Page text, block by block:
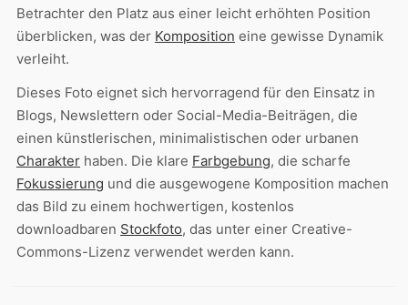
Betrachter den Platz aus einer leicht erhöhten Position
überblicken, was der Komposition eine gewisse Dynamik
verleiht.
Dieses Foto eignet sich hervorragend für den Einsatz in
Blogs, Newslettern oder Social-Media-Beiträgen, die
einen künstlerischen, minimalistischen oder urbanen
Charakter haben. Die klare Farbgebung, die scharfe
Fokussierung und die ausgewogene Komposition machen
das Bild zu einem hochwertigen, kostenlos
downloadbaren Stockfoto, das unter einer Creative-
Commons-Lizenz verwendet werden kann.